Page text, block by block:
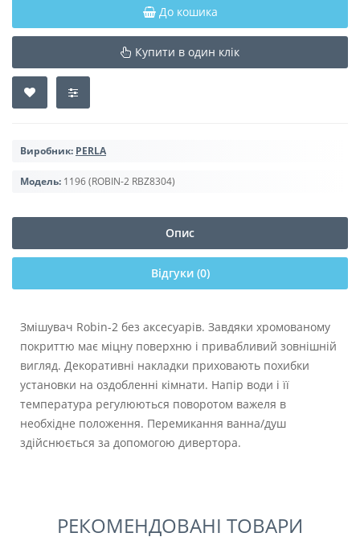
До кошика
Купити в один клік
Виробник: PERLA
Модель: 1196 (ROBIN-2 RBZ8304)
Опис
Відгуки (0)
Змішувач Robin-2 без аксесуарів. Завдяки хромованому
покриттю має міцну поверхню і привабливий зовнішній
вигляд. Декоративні накладки приховають похибки
установки на оздобленні кімнати. Напір води і її
температура регулюються поворотом важеля в
необхідне положення. Перемикання ванна/душ
здійснюється за допомогою дивертора.
РЕКОМЕНДОВАНІ ТОВАРИ